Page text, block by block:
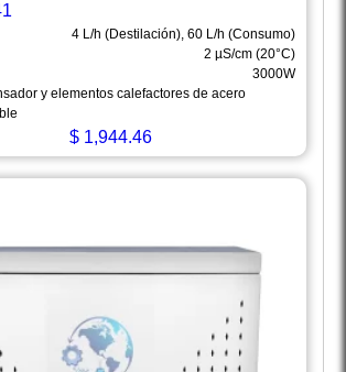
4 L/h (Destilación), 60 L/h (Consumo)
2 µS/cm (20°C)
3000W
y elementos calefactores de acero
$1,944.46